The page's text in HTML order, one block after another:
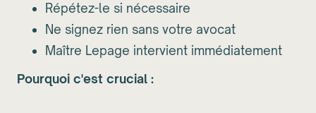
Répétez-le si nécessaire
Ne signez rien sans votre avocat
Maître Lepage intervient immédiatement
Pourquoi c'est crucial :